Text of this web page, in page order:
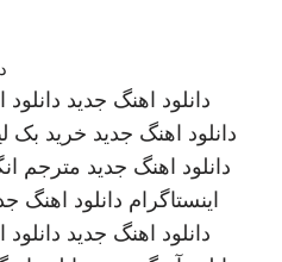
دانلود اهنگ جدید
دانلود اهنگ جدید خرید بک
دانلود اهنگ جدید مترجم
اینستاگرام دانلود اهنگ
دانلود اهنگ جدید